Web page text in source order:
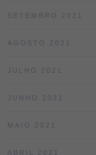
SETEMBRO 2021
AGOSTO 2021
JULHO 2021
JUNHO 2021
MAIO 2021
ABRIL 2021